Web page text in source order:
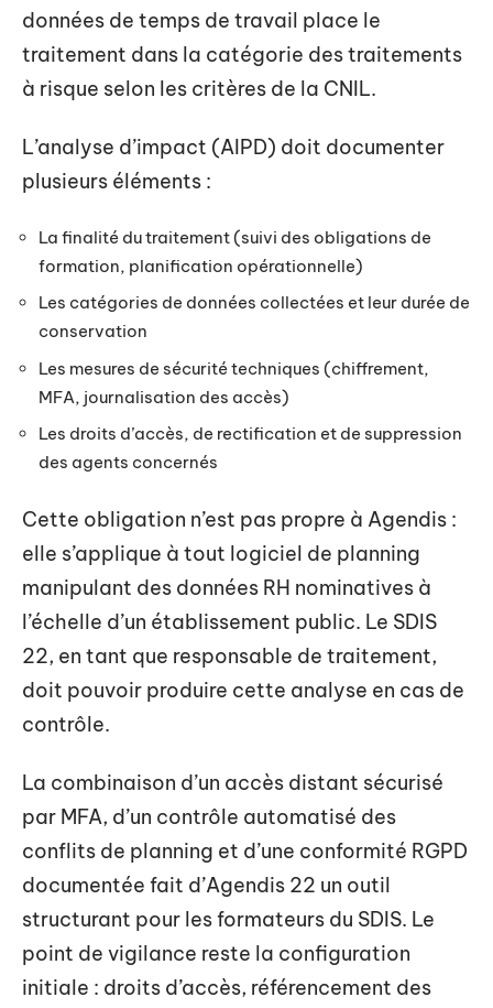
données de temps de travail place le
traitement dans la catégorie des traitements
à risque selon les critères de la CNIL.
L’analyse d’impact (AIPD) doit documenter
plusieurs éléments :
La finalité du traitement (suivi des obligations de
formation, planification opérationnelle)
Les catégories de données collectées et leur durée de
conservation
Les mesures de sécurité techniques (chiffrement,
MFA, journalisation des accès)
Les droits d’accès, de rectification et de suppression
des agents concernés
Cette obligation n’est pas propre à Agendis :
elle s’applique à tout logiciel de planning
manipulant des données RH nominatives à
l’échelle d’un établissement public. Le SDIS
22, en tant que responsable de traitement,
doit pouvoir produire cette analyse en cas de
contrôle.
La combinaison d’un accès distant sécurisé
par MFA, d’un contrôle automatisé des
conflits de planning et d’une conformité RGPD
documentée fait d’Agendis 22 un outil
structurant pour les formateurs du SDIS. Le
point de vigilance reste la configuration
initiale : droits d’accès, référencement des